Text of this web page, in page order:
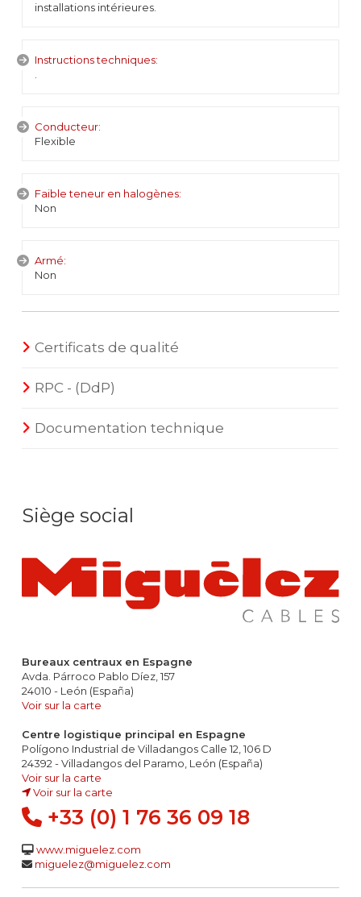
installations intérieures.
Instructions techniques:
Conducteur:
Flexible
Faible teneur en halogènes:
Non
Armé:
Non
Certificats de qualité
RPC - (DdP)
Documentation technique
Siège social
Bureaux centraux en Espagne
Avda. Párroco Pablo Díez, 157
24010 - León (España)
Voir sur la carte
Centre logistique principal en Espagne
Polígono Industrial de Villadangos Calle 12, 106 D
24392 - Villadangos del Paramo, León (España)
Voir sur la carte
Voir sur la carte
+33 (0) 1 76 36 09 18
www.miguelez.com
miguelez@miguelez.com